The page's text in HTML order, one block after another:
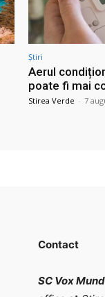
Știri
Aerul
poate fi mai
Stirea Verde - 7
Contact
SC Vox